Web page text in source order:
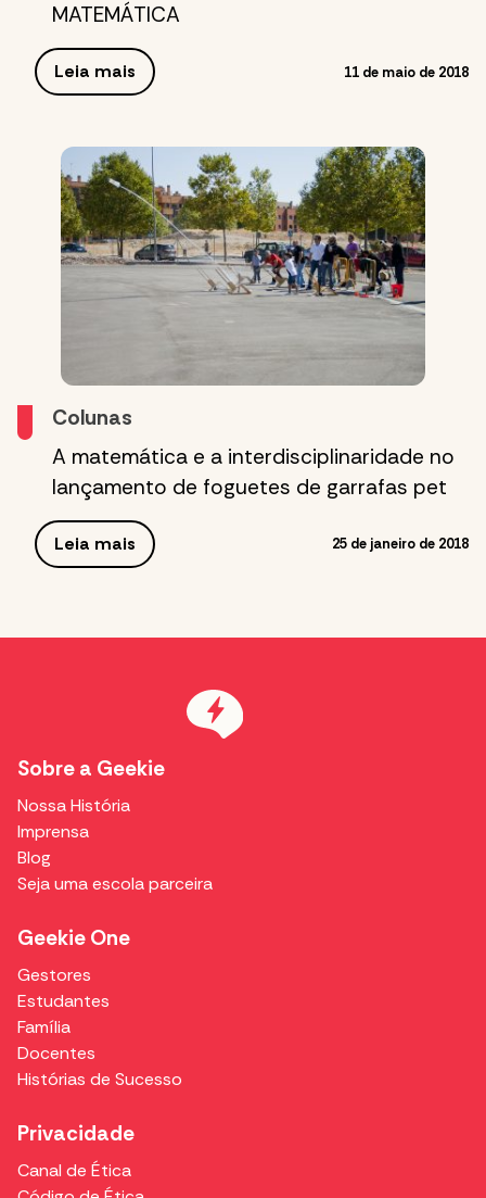
MATEMÁTICA
Leia mais 11 de maio de 2018
Colunas
A matemática e a interdisciplinaridade no
lançamento de foguetes de garrafas pet
Leia mais 25 de janeiro de 2018
Sobre a Geekie
Nossa História
Imprensa
Blog
Seja uma escola parceira
Geekie One
Gestores
Estudantes
Família
Docentes
Histórias de Sucesso
Privacidade
Canal de Ética